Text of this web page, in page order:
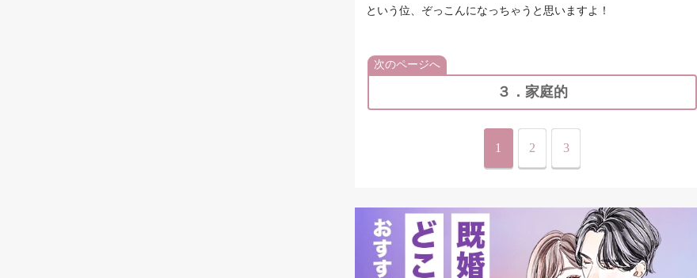
という位、ぞっこんになっちゃうと思いますよ！
次のページへ
３．家庭的
1 2 3